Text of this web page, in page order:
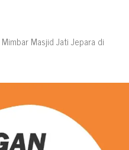
Masjid Jati Jepara di